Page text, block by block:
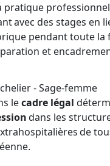
pratique
avec des stages en
pendant toute la
et
- Sage-femme
lecadre légal
dans les
de